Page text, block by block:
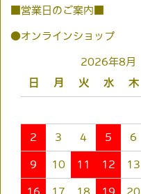
■営業日のご案内■
●オンラインショップ
2026年8月
日
月 火 水 木
2 3 4 5 6
9 10 11 12 13
16 17 18 19 20